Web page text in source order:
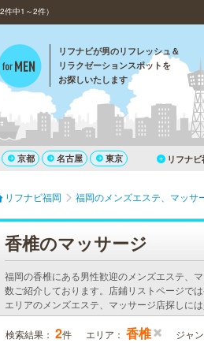
中1～2件）
リフナビが男のリフレッシュ＆
リラクゼーションスポットを
お探しいたします
京都 名古屋 東京 リフナ
リフナビ福岡 福岡のメンズエステ、マッサ
香椎のマッサージ
福岡の香椎にある男性歓迎のメンズエステ、
数ご紹介しております。店鋪リストページで
エリアのメンズエステ、マッサージ店探しに
検索結果： 2件 エリア： 香椎 ジャ